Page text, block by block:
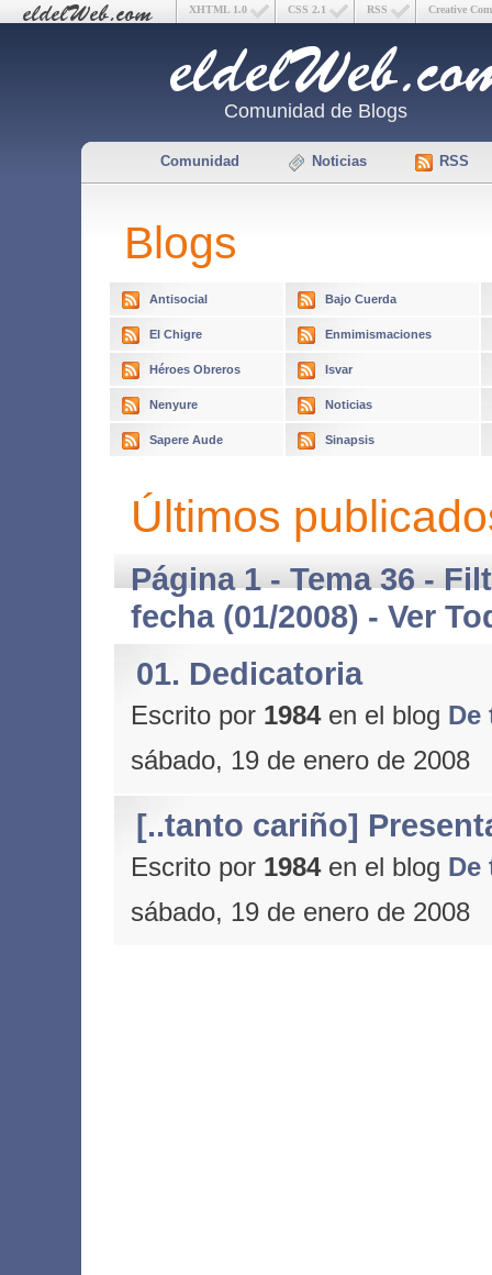
Creative
RSS
CSS 2.1
XHTML 1.0
Comunidad de Blogs
Comunidad Noticias RSS
Blogs
Antisocial Bajo Cuerda
El Chigre Enmimismaciones
Héroes Obreros Isvar
Nenyure Noticias
Sapere Aude Sinapsis
Últimos
Página 1 - Tema 36 -
fecha (01/2008) - Ver
01. Dedicatoria
Escrito por 1984en el blog De
sábado, 19 de enero de 2008
[..tanto cariño]
Escrito por 1984en el blog De
sábado, 19 de enero de 2008